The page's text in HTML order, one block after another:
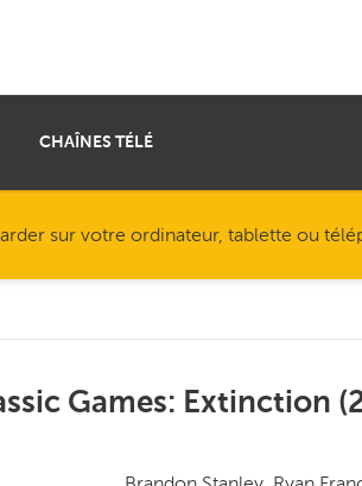
CHAÎNES TÉLÉ
sur votre ordinateur, tablette ou
Games: Extinction (